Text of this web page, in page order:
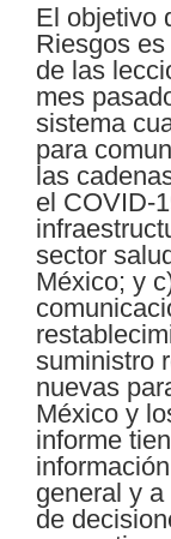
El objetivo
Riesgos
de las
mes
sistema
para
las
el COVID-
sector
México; y
suministro
nuevas
México y
informe
general y
de